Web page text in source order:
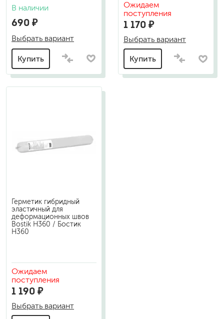
В наличии
690 ₽
Выбрать вариант
Купить
Ожидаем
поступления
1 170 ₽
Выбрать вариант
Купить
Герметик гибридный
эластичный для
деформационных швов
Bostik H360 / Бостик
H360
Ожидаем
поступления
1 190 ₽
Выбрать вариант